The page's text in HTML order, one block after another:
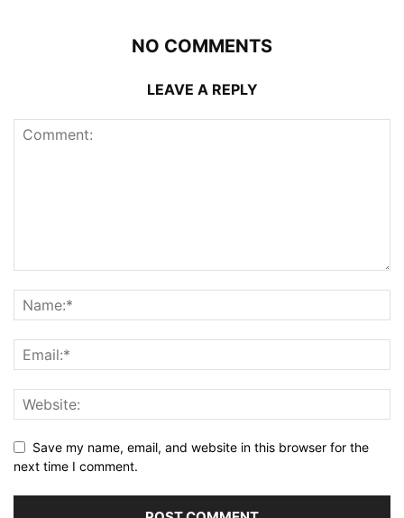
NO COMMENTS
LEAVE A REPLY
Save my name, email, and website in this browser for the
next time I comment.